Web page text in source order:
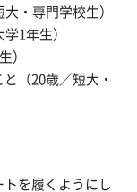
・専門学校生）
1年生）
）
（20歳／短大・
トを履くようにし